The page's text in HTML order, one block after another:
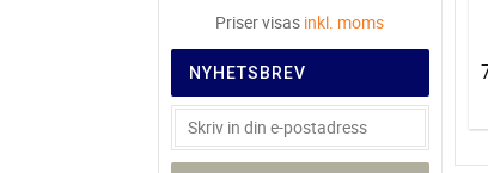
Priser visas inkl. moms
NYHETSBREV